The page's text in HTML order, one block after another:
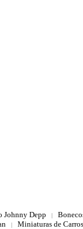
Johnny Depp |
| Miniaturas de